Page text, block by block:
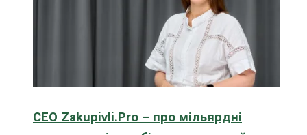
CEO Zakupivli.Pro – про мільярдні